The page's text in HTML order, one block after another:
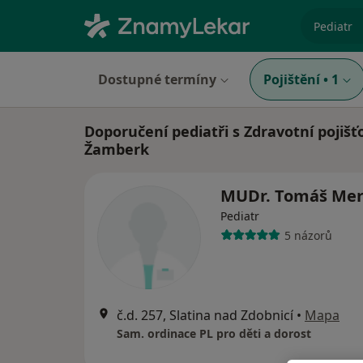
Dostupné termíny Pojištění • 1
Doporučení pediatři s Zdravotní
Žamberk
MUDr. Tomáš
Pediatr
5 názorů
č.d. 257, Slatina nad Zdobnicí • Mapa
Sam. ordinace PL pro děti a dorost